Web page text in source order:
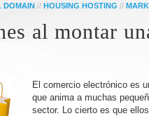
DOMAIN // HOUSING HOSTING //
al montar
El comercio electrónico es
que anima a muchas
sector. Lo cierto es que